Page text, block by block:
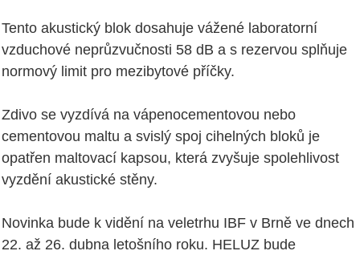
Tento akustický blok dosahuje vážené laboratorní
vzduchové neprůzvučnosti 58 dB a s rezervou splňuje
normový limit pro mezibytové příčky.
Zdivo se vyzdívá na vápenocementovou nebo
cementovou maltu a svislý spoj cihelných bloků je
opatřen maltovací kapsou, která zvyšuje spolehlivost
vyzdění akustické stěny.
Novinka bude k vidění na veletrhu IBF v Brně ve dnech
22. až 26. dubna letošního roku. HELUZ bude